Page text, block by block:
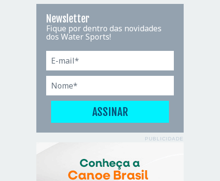
Newsletter
Fique por dentro das novidades
dos Water Sports!
PUBLICIDADE